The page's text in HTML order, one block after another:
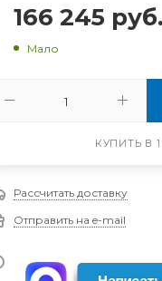
166 245 руб.
Мало
КУПИТЬ В
Рассчитать доставку
Отправить на e-mail